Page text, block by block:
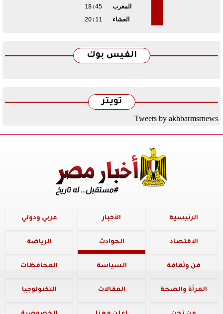
المغرب
18:45
العشاء
20:11
الفيس بوك
تويتر
Tweets by akhbarmsrnews
الرئيسية الأخبار عربي ودولي
الاقتصاد الحوادث الرياضة
فن وثقافة السياسة المحافظات
المرأة والصحة المقالات التكنولوجيا